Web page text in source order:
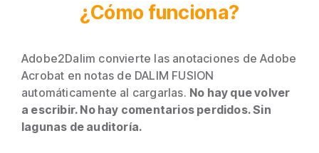
¿Cómo funciona?
Adobe2Dalim convierte las anotaciones de Adobe
Acrobat en notas de DALIM FUSION
automáticamente al cargarlas. No hay que volver
a escribir. No hay comentarios perdidos. Sin
lagunas de auditoría.